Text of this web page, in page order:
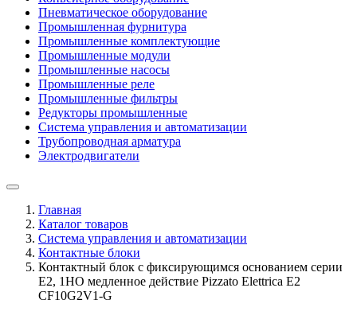
Пневматическое оборудование
Промышленная фурнитура
Промышленные комплектующие
Промышленные модули
Промышленные насосы
Промышленные реле
Промышленные фильтры
Редукторы промышленные
Система управления и автоматизации
Трубопроводная арматура
Электродвигатели
Главная
Каталог товаров
Система управления и автоматизации
Контактные блоки
Контактный блок с фиксирующимся основанием серии
E2, 1НО медленное действие Pizzato Elettrica E2
CF10G2V1-G